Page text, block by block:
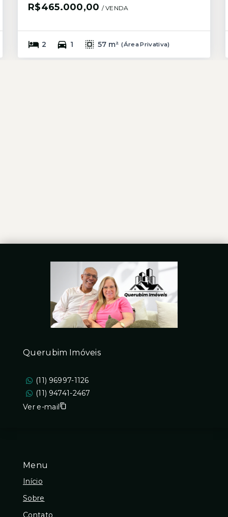
R$465.000,00 / VENDA
2 1 57 m² (Área Privativa)
Menu
Início
Sobre
Contato
Querubim Imóveis
(11) 96997-1126
(11) 94741-2467
Ver e-mail